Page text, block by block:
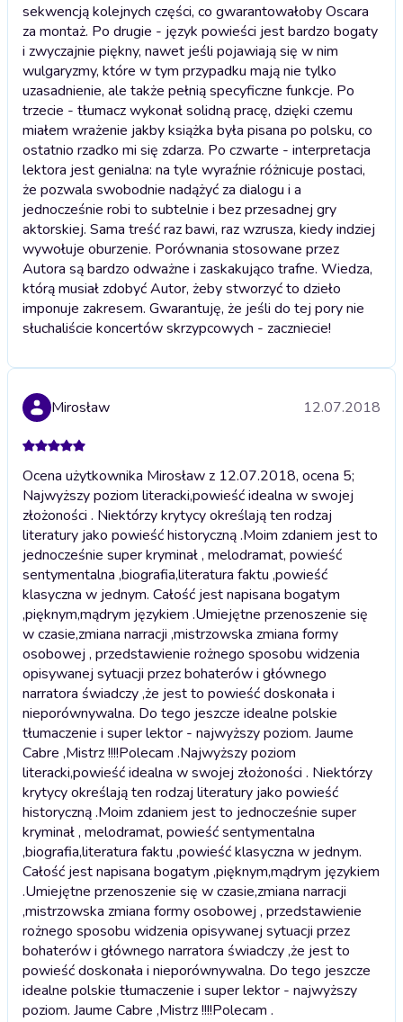
sekwencją kolejnych części, co gwarantowałoby Oscara
za montaż. Po drugie - język powieści jest bardzo bogaty
i zwyczajnie piękny, nawet jeśli pojawiają się w nim
wulgaryzmy, które w tym przypadku mają nie tylko
uzasadnienie, ale także pełnią specyficzne funkcje. Po
trzecie - tłumacz wykonał solidną pracę, dzięki czemu
miałem wrażenie jakby książka była pisana po polsku, co
ostatnio rzadko mi się zdarza. Po czwarte - interpretacja
lektora jest genialna: na tyle wyraźnie różnicuje postaci,
że pozwala swobodnie nadążyć za dialogu i a
jednocześnie robi to subtelnie i bez przesadnej gry
aktorskiej. Sama treść raz bawi, raz wzrusza, kiedy indziej
wywołuje oburzenie. Porównania stosowane przez
Autora są bardzo odważne i zaskakująco trafne. Wiedza,
którą musiał zdobyć Autor, żeby stworzyć to dzieło
imponuje zakresem. Gwarantuję, że jeśli do tej pory nie
słuchaliście koncertów skrzypcowych - zaczniecie!
Mirosław 12.07.2018
Ocena użytkownika Mirosław z 12.07.2018, ocena 5;
Najwyższy poziom literacki,powieść idealna w swojej
złożoności . Niektórzy krytycy określają ten rodzaj
literatury jako powieść historyczną .Moim zdaniem jest to
jednocześnie super kryminał , melodramat, powieść
sentymentalna ,biografia,literatura faktu ,powieść
klasyczna w jednym. Całość jest napisana bogatym
,pięknym,mądrym językiem .Umiejętne przenoszenie się
w czasie,zmiana narracji ,mistrzowska zmiana formy
osobowej , przedstawienie rożnego sposobu widzenia
opisywanej sytuacji przez bohaterów i głównego
narratora świadczy ,że jest to powieść doskonała i
nieporównywalna. Do tego jeszcze idealne polskie
tłumaczenie i super lektor - najwyższy poziom. Jaume
Cabre ,Mistrz !!!!Polecam .Najwyższy poziom
literacki,powieść idealna w swojej złożoności . Niektórzy
krytycy określają ten rodzaj literatury jako powieść
historyczną .Moim zdaniem jest to jednocześnie super
kryminał , melodramat, powieść sentymentalna
,biografia,literatura faktu ,powieść klasyczna w jednym.
Całość jest napisana bogatym ,pięknym,mądrym językiem
.Umiejętne przenoszenie się w czasie,zmiana narracji
,mistrzowska zmiana formy osobowej , przedstawienie
rożnego sposobu widzenia opisywanej sytuacji przez
bohaterów i głównego narratora świadczy ,że jest to
powieść doskonała i nieporównywalna. Do tego jeszcze
idealne polskie tłumaczenie i super lektor - najwyższy
poziom. Jaume Cabre ,Mistrz !!!!Polecam .